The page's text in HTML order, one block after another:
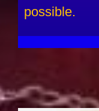
possible.